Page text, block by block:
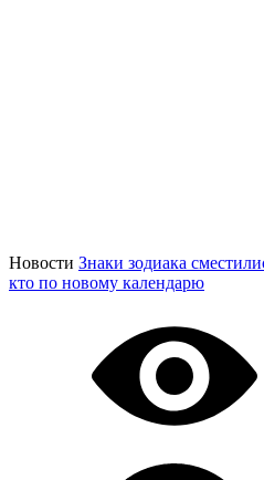
Новости Знаки зодиака
кто по новому календарю